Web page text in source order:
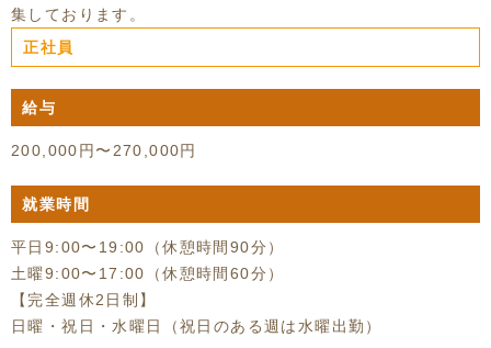
集しております。
正社員
給与
200,000円〜270,000円
就業時間
平日9:00〜19:00（休憩時間90分）
土曜9:00〜17:00（休憩時間60分）
【完全週休2日制】
日曜・祝日・水曜日（祝日のある週は水曜出勤）